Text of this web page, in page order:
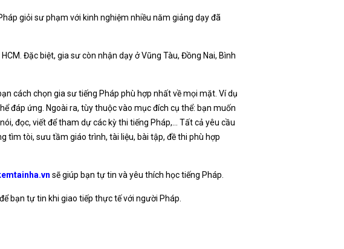
giỏi sư phạm với kinh nghiệm nhiều năm giảng dạy đã
Đặc biệt, gia sư còn nhận dạy ở Vũng Tàu, Đồng Nai, Bình
cách chọn gia sư tiếng Pháp phù hợp nhất về mọi mặt. Ví dụ
đáp ứng. Ngoài ra, tùy thuộc vào mục đích cụ thể: bạn muốn
đọc, viết để tham dự các kỳ thi tiếng Pháp,… Tất cả yêu cầu
tìm tòi, sưu tầm giáo trình, tài liệu, bài tập, đề thi phù hợp
sẽ giúp bạn tự tin và yêu thích học tiếng Pháp.
bạn tự tin khi giao tiếp thực tế với người Pháp.